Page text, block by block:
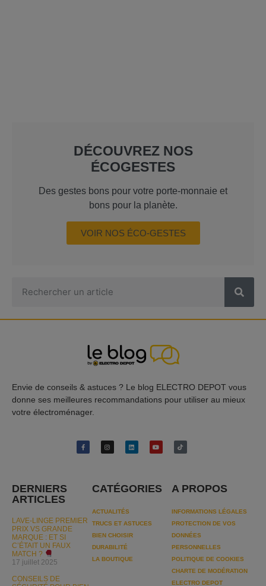
DÉCOUVREZ NOS
ÉCOGESTES
Des gestes bons pour votre porte-monnaie et
bons pour la planète.
VOIR NOS ÉCO-GESTES
Envie de conseils & astuces ? Le blog ELECTRO DEPOT vous
donne ses meilleures recommandations pour utiliser au mieux
votre électroménager.
DERNIERS
ARTICLES
LAVE-LINGE PREMIER
PRIX VS GRANDE
MARQUE : ET SI
C’ÉTAIT UN FAUX
MATCH ?
17 juillet 2025
CONSEILS DE
CATÉGORIES
ACTUALITÉS
TRUCS ET ASTUCES
BIEN CHOISIR
DURABILITÉ
LA BOUTIQUE
A PROPOS
INFORMATIONS LÉGALES
PROTECTION DE VOS
DONNÉES
PERSONNELLES
POLITIQUE DE COOKIES
CHARTE DE MODÉRATION
ELECTRO DEPOT